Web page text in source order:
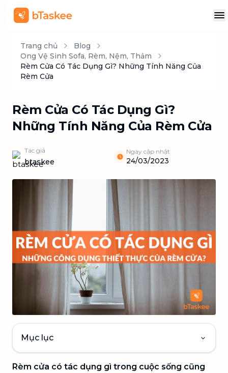
Trang chủ
Blog
Ong Vệ Sinh Sofa, Rèm, Nệm, Thảm
Rèm Cửa Có Tác Dụng Gì? Những Tính Năng Của
Rèm Cửa
Rèm Cửa Có Tác Dụng Gì?
Những Tính Năng Của Rèm Cửa
Tác giả
btaskee
Ngày cập nhật
24/03/2023
Mục lục
Rèm cửa có tác dụng gì trong cuộc sống cũng